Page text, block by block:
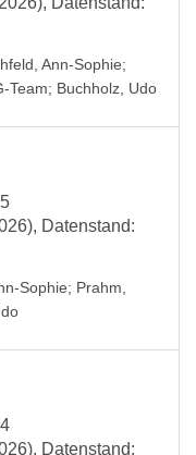
Ann-Sophie;
Team; Buchholz, Udo
Datenstand:
Sophie; Prahm,
Datenstand: